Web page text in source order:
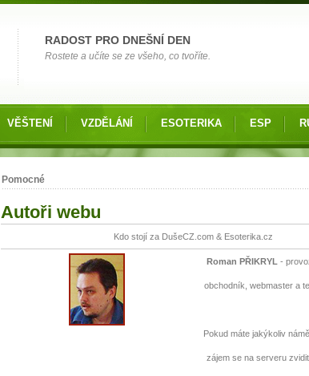
RADOST PRO DNEŠNÍ DEN
Rostete a učíte se ze všeho, co tvoříte.
VĚŠTENÍ VZDĚLÁNÍ ESOTERIKA ESP
Jste zde
Pomocné
Autoři webu
Kdo stojí za DušeCZ.com & Esoterika.cz
Roman PŘIKRYL -
obchodník, webmaster a
Pokud máte jakýkoliv
zájem se na serveru